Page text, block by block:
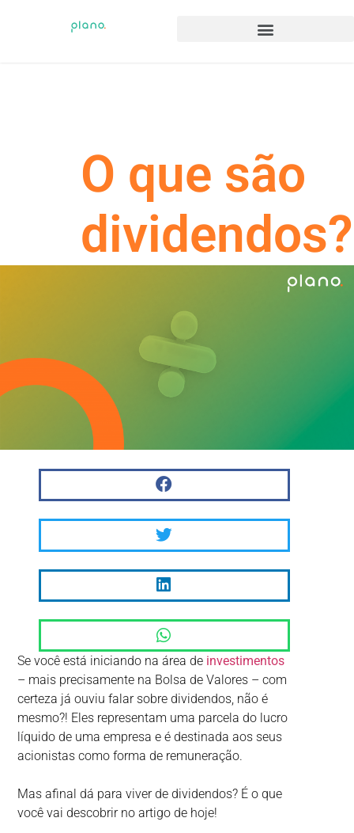
O que são
dividendos?
Se você está iniciando na área de investimentos
– mais precisamente na Bolsa de Valores – com
certeza já ouviu falar sobre dividendos, não é
mesmo?! Eles representam uma parcela do lucro
líquido de uma empresa e é destinada aos seus
acionistas como forma de remuneração.
Mas afinal dá para viver de dividendos? É o que
você vai descobrir no artigo de hoje!